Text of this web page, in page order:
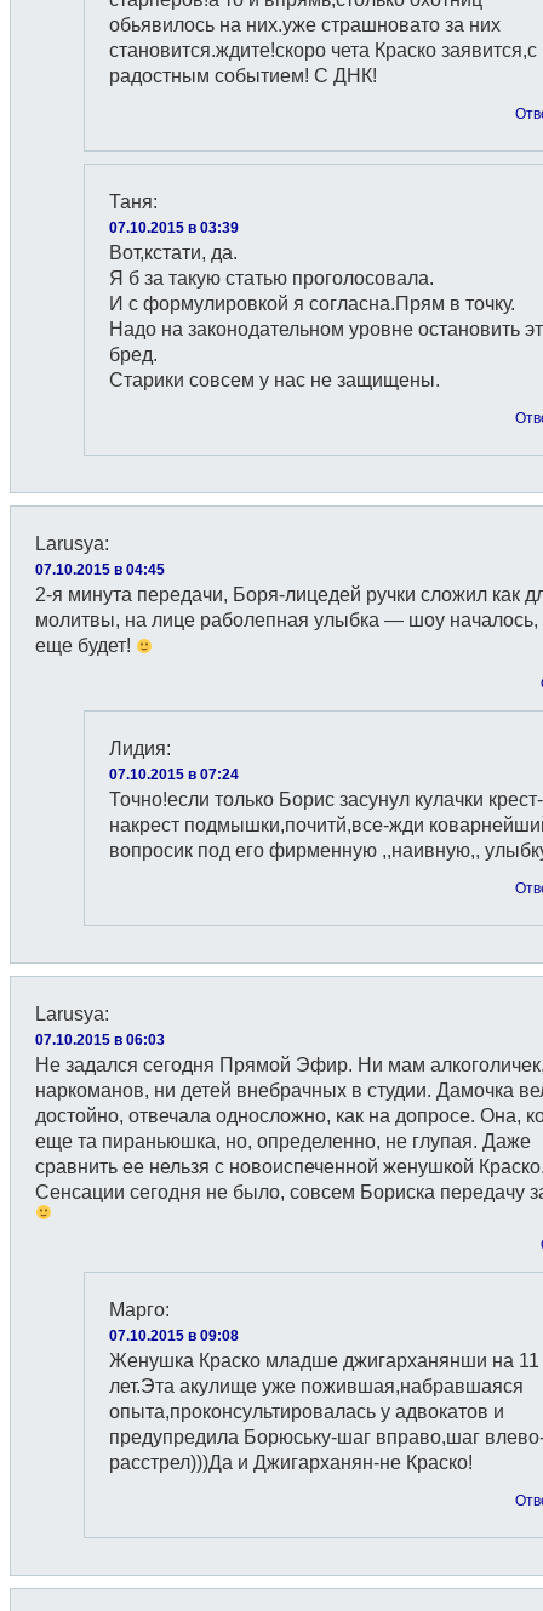
обьявилось на них.уже страшновато за них
становится.ждите!скоро чета Краско заявится,с
радостным событием! С ДНК!
Таня:
07.10.2015 в 03:39
Вот,кстати, да.
Я б за такую статью проголосовала.
И с формулировкой я согласна.Прям в точку.
Надо на законодательном уровне остановить
бред.
Старики совсем у нас не защищены.
Larusya:
07.10.2015 в 04:45
2-я минута передачи, Боря-лицедей ручки сложил как
молитвы, на лице раболепная улыбка — шоу началось,
еще будет!
Лидия:
07.10.2015 в 07:24
Точно!если только Борис засунул кулачки крест-
накрест подмышки,почитй,все-жди
вопросик под его фирменную ,,наивную,,
Larusya:
07.10.2015 в 06:03
Не задался сегодня Прямой Эфир. Ни мам
наркоманов, ни детей внебрачных в студии. Дамочка
достойно, отвечала односложно, как на допросе. Она,
еще та пираньюшка, но, определенно, не глупая. Даже
сравнить ее нельзя с новоиспеченной женушкой
Сенсации сегодня не было, совсем Бориска передачу
Марго:
07.10.2015 в 09:08
Женушка Краско младше джигарханянши на 11
лет.Эта акулище уже пожившая,набравшаяся
опыта,проконсультировалась у адвокатов и
предупредила Борюську-шаг вправо,шаг
расстрел)))Да и Джигарханян-не Краско!